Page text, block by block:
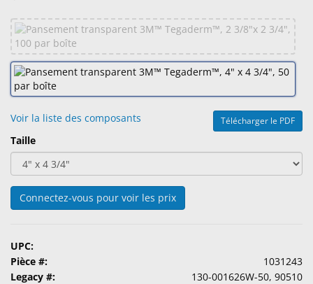
Lunetterie
&
Accessoires
Produits
d'Entretien
Lentilles
Pharmaceutiques
Ophtalmiques
&
Chirurgical
Voir la liste des composants Télécharger le PDF
Taille
Connectez-vous pour voir les prix
UPC:
Pièce #:
1031243
Legacy #:
130-001626W-50, 90510